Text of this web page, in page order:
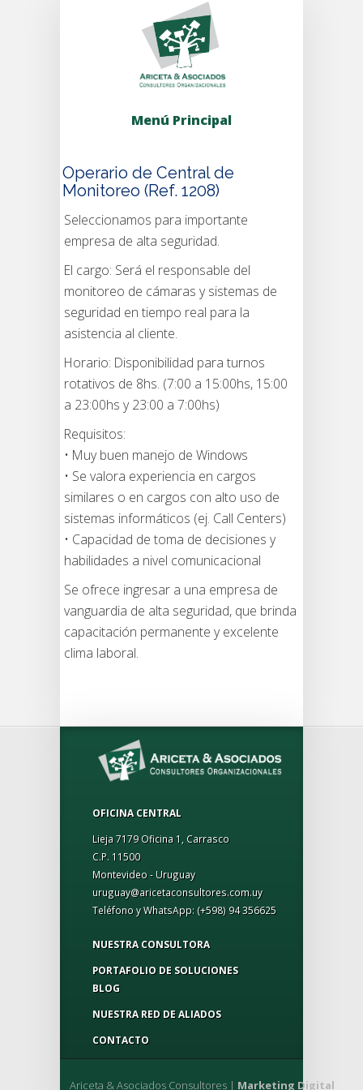
Menú Principal
Operario de Central de
Monitoreo (Ref. 1208)
Seleccionamos para importante
empresa de alta seguridad.
El cargo: Será el responsable del
monitoreo de cámaras y sistemas de
seguridad en tiempo real para la
asistencia al cliente.
Horario: Disponibilidad para turnos
rotativos de 8hs. (7:00 a 15:00hs, 15:00
a 23:00hs y 23:00 a 7:00hs)
Requisitos:
• Muy buen manejo de Windows
• Se valora experiencia en cargos
similares o en cargos con alto uso de
sistemas informáticos (ej. Call Centers)
• Capacidad de toma de decisiones y
habilidades a nivel comunicacional
Se ofrece ingresar a una empresa de
vanguardia de alta seguridad, que brinda
capacitación permanente y excelente
clima laboral.
OFICINA CENTRAL
Lieja 7179 Oficina 1, Carrasco
C.P. 11500
Montevideo - Uruguay
uruguay@aricetaconsultores.com.uy
Teléfono y WhatsApp: (+598) 94 356625
NUESTRA CONSULTORA
PORTAFOLIO DE SOLUCIONES
BLOG
NUESTRA RED DE ALIADOS
CONTACTO
Ariceta & Asociados Consultores | Marketing Digital